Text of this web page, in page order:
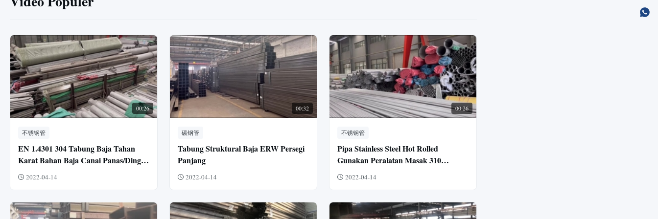
00:26
不锈钢管
EN 1.4301 304 Tabung Baja Tahan
Karat Bahan Baja Canai Panas/Dingin
304 Pipa Baja Tahan Karat
2022-04-14
00:32
碳钢管
Tabung Struktural Baja ERW Persegi
Panjang
2022-04-14
00:26
不锈钢管
Pipa Stainless Steel Hot Rolled
Gunakan Peralatan Masak 310
Stainless Steel Teknologi Tepi Satin
Sederhana
2022-04-14